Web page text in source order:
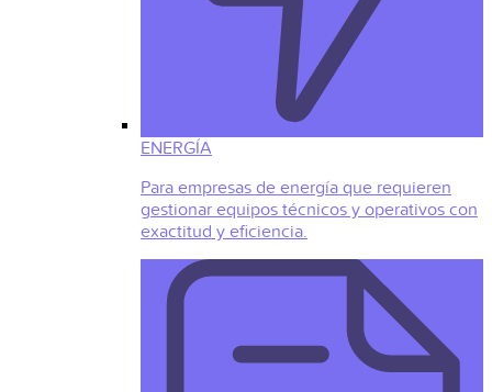
ENERGÍA
Para empresas de energía que requieren
gestionar equipos técnicos y operativos con
exactitud y eficiencia.